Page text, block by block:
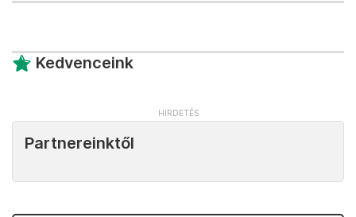
Kedvenceink
Partnereinktől